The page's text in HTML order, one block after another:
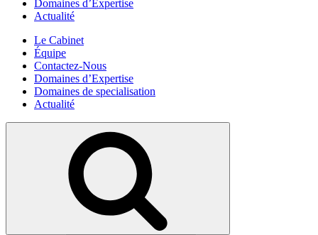
Domaines d’Expertise
Actualité
Le Cabinet
Équipe
Contactez-Nous
Domaines d’Expertise
Domaines de specialisation
Actualité